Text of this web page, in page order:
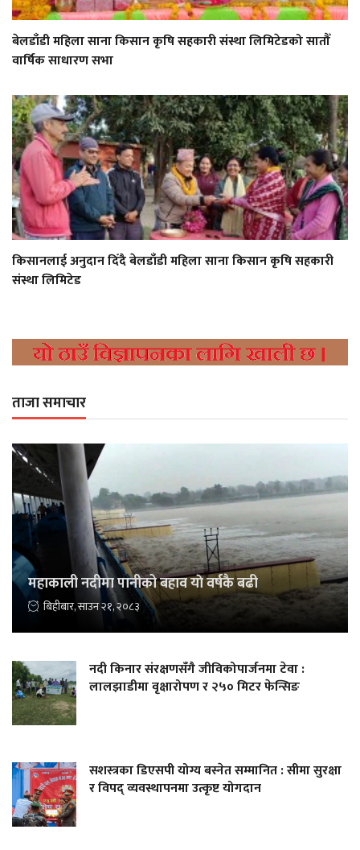
बेलडाँडी महिला साना किसान कृषि सहकारी संस्था लिमिटेडको सातौँ
वार्षिक साधारण सभा
किसानलाई अनुदान दिँदै बेलडाँडी महिला साना किसान कृषि सहकारी
संस्था लिमिटेड
ताजा समाचार
महाकाली नदीमा पानीको बहाव याे वर्षकै बढी
बिहीबार, साउन २१, २०८३
नदी किनार संरक्षणसँगै जीविकोपार्जनमा टेवा :
लालझाडीमा वृक्षारोपण र २५० मिटर फेन्सिङ
सशस्त्रका डिएसपी योग्य बस्नेत सम्मानित : सीमा सुरक्षा
र विपद् व्यवस्थापनमा उत्कृष्ट योगदान